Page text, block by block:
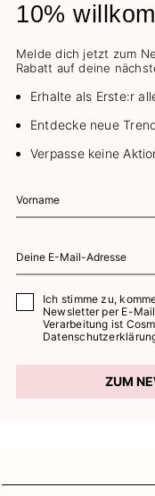
10%
Melde dich jetzt zum
Rabatt auf deine
Erhalte als Erste:r
Entdecke neue
Verpasse keine
Ich stimme zu,
Newsletter per E-
Verarbeitung ist
ZUM